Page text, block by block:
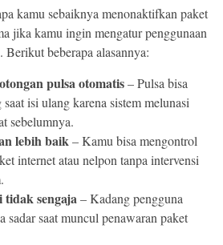
kamu sebaiknya menonaktifkan paket
jika kamu ingin mengatur penggunaan
beberapa alasannya:
pulsa otomatis– Pulsa bisa
isi ulang karena sistem melunasi
sebelumnya.
lebih baik– Kamu bisa mengontrol
internet atau nelpon tanpa intervensi
tidak sengaja– Kadang pengguna
sadar saat muncul penawaran paket